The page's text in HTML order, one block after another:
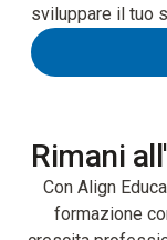
sviluppare il tuo
Rimani
Con Align
formazione